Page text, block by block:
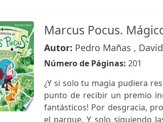
Marcus Pocus.
Autor: Pedro Mañas ,
Número de Páginas: 201
¿Y si solo tu magia pudiera
punto de recibir un premio
fantásticos! Por desgracia,
el parque. Y solo siguiendo